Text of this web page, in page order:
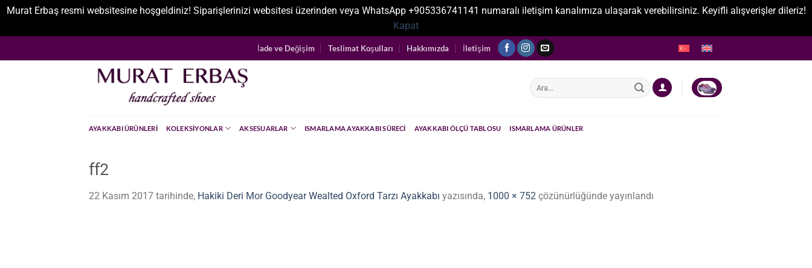
Murat Erbaş resmi websitesine hoşgeldiniz! Siparişlerinizi websitesi üzerinden veya WhatsApp +905336741141 numaralı iletişim kanalımıza ulaşarak verebilirsiniz. Keyifli alışverişler dileriz!
Kapat
atla
İade ve Değişim Teslimat Koşulları Hakkımızda İletişim
Ara:
AYAKKABI ÜRÜNLERI KOLEKSIYONLAR AKSESUARLAR ISMARLAMA AYAKKABI SÜRECI AYAKKABI ÖLÇÜ TABLOSU ISMARLAMA ÜRÜNLER
ff2
22 Kasım 2017 tarihinde, Hakiki Deri Mor Goodyear Wealted Oxford Tarzı Ayakkabı yazısında, 1000 × 752 çözünürlüğünde yayınlandı